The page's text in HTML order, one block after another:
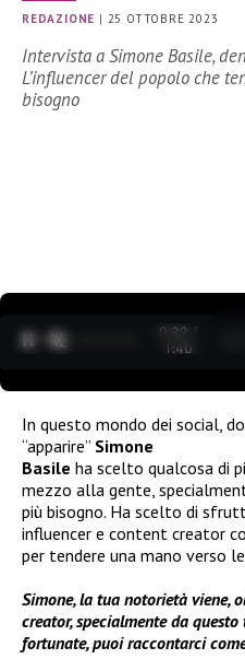
REDAZIONE | 25 OTTOBRE 2023
Intervista a Simone Basile,
L’influencer del popolo che
bisogno
0:30 /
1:40
In questo mondo dei social,
“apparire” Simone
Basile ha scelto qualcosa di
mezzo alla gente,
più bisogno. Ha scelto di
influencer e content creator
per tendere una mano verso
Simone, la tua notorietà viene,
creator, specialmente da
fortunate, puoi raccontarci